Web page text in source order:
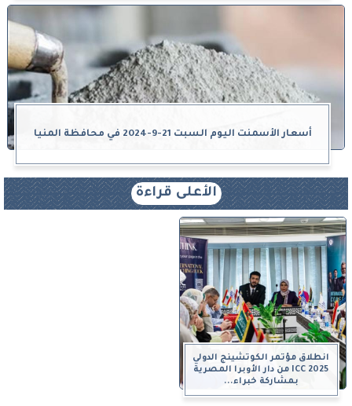
أسعار الأسمنت اليوم السبت 21-9-2024 في محافظة المنيا
الأعلى قراءة
انطلاق مؤتمر الكوتشينج الدولي
ICC 2025 من دار الأوبرا المصرية
بمشاركة خبراء...